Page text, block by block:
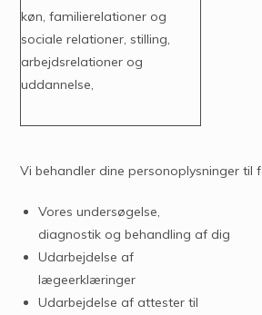
køn, familierelationer og
sociale relationer, stilling,
arbejdsrelationer og
uddannelse,
Vi behandler dine personoplysninger til
Vores undersøgelse,
diagnostik og behandling af dig
Udarbejdelse af
lægeerklæringer
Udarbejdelse af attester til